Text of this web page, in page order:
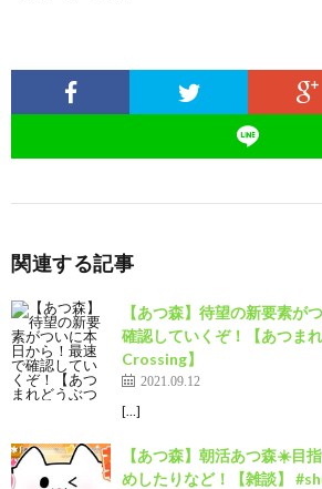
関連する記事
【あつ森】待望の新要素が
確認していくぞ！【あつま
Crossing】
2021.09.12
[…]
【あつ森】朝活あつ森☀️目
めしたりなど！【雑談】